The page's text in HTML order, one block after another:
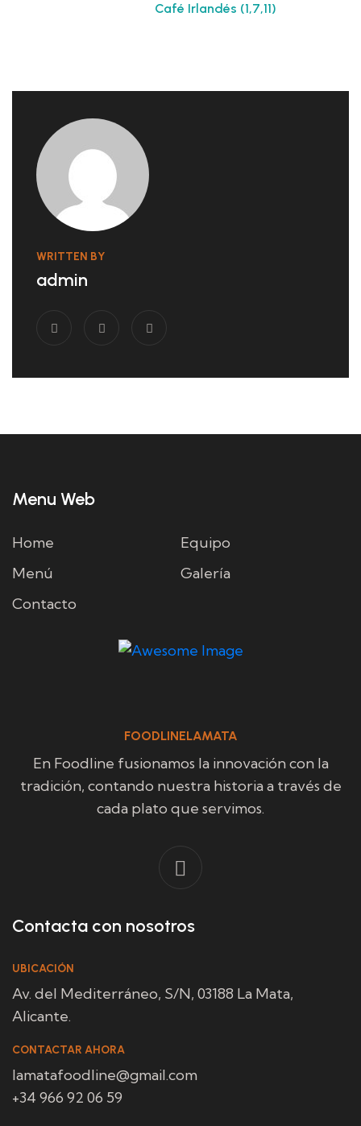
Café Irlandés (1,7,11)
WRITTEN BY
admin
Menu Web
Home
Equipo
Menú
Galería
Contacto
FOODLINELAMATA
En Foodline fusionamos la innovación con la
tradición, contando nuestra historia a través de
cada plato que servimos.
Contacta con nosotros
UBICACIÓN
Av. del Mediterráneo, S/N, 03188 La Mata,
Alicante.
CONTACTAR AHORA
lamatafoodline@gmail.com
+34 966 92 06 59